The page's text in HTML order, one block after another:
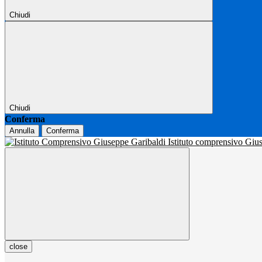
Chiudi
Chiudi
Conferma
Annulla Conferma
Istituto comprensivo
close